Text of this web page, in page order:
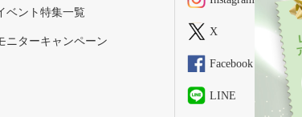
ベント特集一覧
ニターキャンペーン
X
Facebook
LINE